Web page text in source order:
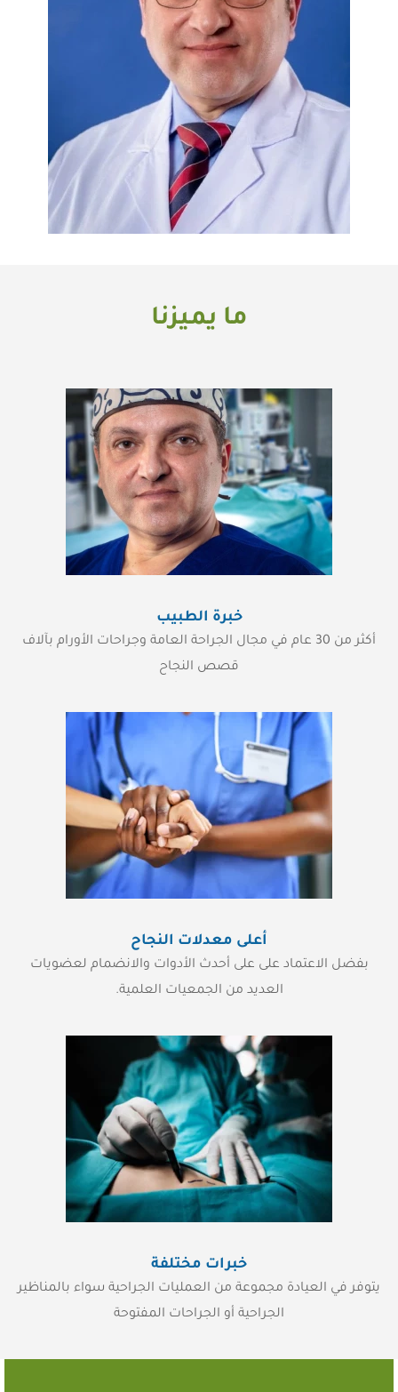
ما يميزنا
خبرة الطبيب
أكثر من 30 عام في مجال الجراحة العامة وجراحات الأورام بآلاف
قصص النجاح
أعلى معدلات النجاح
بفضل الاعتماد على على أحدث الأدوات والانضمام لعضويات
العديد من الجمعيات العلمية.
خبرات مختلفة
يتوفر في العيادة مجموعة من العمليات الجراحية سواء بالمناظير
الجراحية أو الجراحات المفتوحة